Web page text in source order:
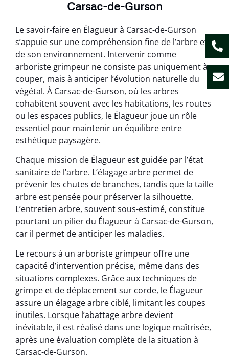
Carsac-de-Gurson
Le savoir-faire en Élagueur à Carsac-de-Gurson
s’appuie sur une compréhension fine de l’arbre et
de son environnement. Intervenir comme
arboriste grimpeur ne consiste pas uniquement à
couper, mais à anticiper l’évolution naturelle du
végétal. À Carsac-de-Gurson, où les arbres
cohabitent souvent avec les habitations, les routes
ou les espaces publics, le Élagueur joue un rôle
essentiel pour maintenir un équilibre entre
esthétique paysagère.
Chaque mission de Élagueur est guidée par l’état
sanitaire de l’arbre. L’élagage arbre permet de
prévenir les chutes de branches, tandis que la taille
arbre est pensée pour préserver la silhouette.
L’entretien arbre, souvent sous-estimé, constitue
pourtant un pilier du Élagueur à Carsac-de-Gurson,
car il permet de anticiper les maladies.
Le recours à un arboriste grimpeur offre une
capacité d’intervention précise, même dans des
situations complexes. Grâce aux techniques de
grimpe et de déplacement sur corde, le Élagueur
assure un élagage arbre ciblé, limitant les coupes
inutiles. Lorsque l’abattage arbre devient
inévitable, il est réalisé dans une logique maîtrisée,
après une évaluation complète de la situation à
Carsac-de-Gurson.